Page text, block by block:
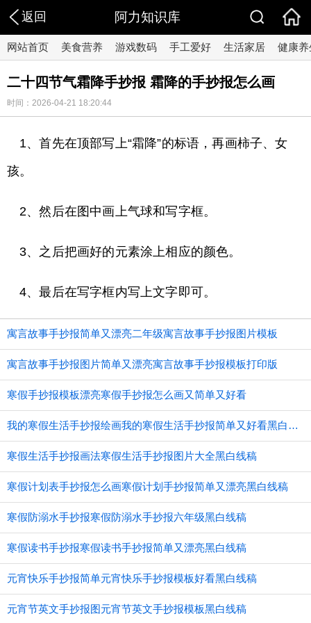
返回 阿力知识库
网站首页 美食营养 游戏数码 手工爱好 生活家居 健康养
二十四节气霜降手抄报 霜降的手抄报怎么画
时间：2026-04-21 18:20:44
1、首先在顶部写上“霜降”的标语，再画柿子、女
孩。
2、然后在图中画上气球和写字框。
3、之后把画好的元素涂上相应的颜色。
4、最后在写字框内写上文字即可。
寓言故事手抄报简单又漂亮二年级寓言故事手抄报图片模板
寓言故事手抄报图片简单又漂亮寓言故事手抄报模板打印版
寒假手抄报模板漂亮寒假手抄报怎么画又简单又好看
我的寒假生活手抄报绘画我的寒假生活手抄报简单又好看黑白线稿
寒假生活手抄报画法寒假生活手抄报图片大全黑白线稿
寒假计划表手抄报怎么画寒假计划手抄报简单又漂亮黑白线稿
寒假防溺水手抄报寒假防溺水手抄报六年级黑白线稿
寒假读书手抄报寒假读书手抄报简单又漂亮黑白线稿
元宵快乐手抄报简单元宵快乐手抄报模板好看黑白线稿
元宵节英文手抄报图元宵节英文手抄报模板黑白线稿